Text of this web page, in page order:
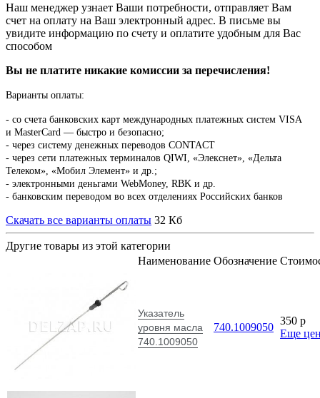
Наш менеджер узнает Ваши потребности, отправляет Вам
счет на оплату на Ваш электронный адрес. В письме вы
увидите информацию по счету и оплатите удобным для Вас
способом
Вы не платите никакие комиссии за перечисления!
Варианты оплаты:
- со счета банковских карт международных платежных систем VISA
и MasterCard — быстро и безопасно;
- через систему денежных переводов CONTACT
- через сети платежных терминалов QIWI, «Элекснет», «Дельта
Телеком», «Мобил Элемент» и др.;
- электронными деньгами WebMoney, RBK и др.
- банковским переводом во всех отделениях Российских банков
Скачать все варианты оплаты 32 Кб
Другие товары из этой категории
Наименование Обозначение
Указатель
уровня масла
740.1009050
740.1009050
350 p
Еще